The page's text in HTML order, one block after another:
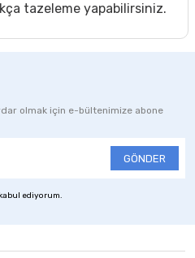
tazeleme yapabilirsiniz.
olmak için e-bültenimize abone
GÖNDER
ediyorum.